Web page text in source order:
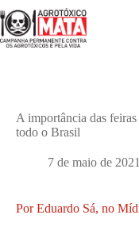
para
o
conteúdo
A importância das
todo o Brasil
7 de maio de 2021
Por Eduardo Sá, no